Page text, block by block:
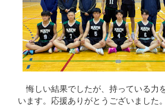
悔しい結果でしたが、持っている力
います。応援ありがとうございました。